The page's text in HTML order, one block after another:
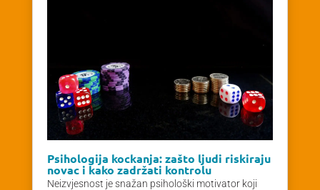
Psihologija kockanja: zašto ljudi riskiraju
novac i kako zadržati kontrolu
Neizvjesnost je snažan psihološki motivator koji